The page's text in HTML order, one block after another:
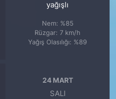
yağışlı
Nem: %85
Rüzgar: 7 km/h
Yağış Olasılığı: %89
24 MART
SALI